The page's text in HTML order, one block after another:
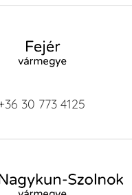
30 773 4125